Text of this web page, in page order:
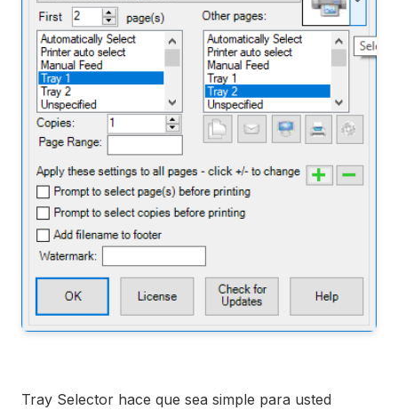
Tray Selector hace que sea simple para usted